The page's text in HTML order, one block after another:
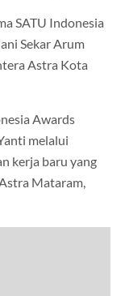
SATU Indonesia
Sekar Arum
Astra Kota
Awards
melalui
kerja baru yang
Mataram,